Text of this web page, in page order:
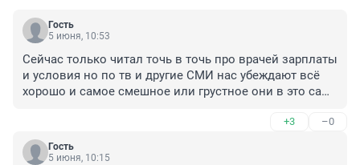
Гость
5 июня, 10:53
Сейчас только читал точь в точь про врачей зарплаты
и условия но по тв и другие СМИ нас убеждают всё
хорошо и самое смешное или грустное они в это сами
+3 –0
Гость
5 июня, 10:15